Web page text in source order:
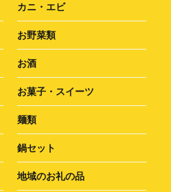
カニ・エビ
お野菜類
お酒
お菓子・スイーツ
麺類
鍋セット
地域のお礼の品